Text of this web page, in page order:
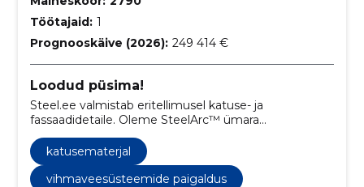
Töötajaid: 1
Prognooskäive (2026): 249 414 €
Loodud püsima!
Steel.ee valmistab eritellimusel katuse- ja
fassaadidetaile. Oleme SteelArc™ ümara
vihmaveesüsteemi Eesti esindaja. Tegutseme Tartus,
üle 12 aasta kogemust.
katusematerjal
vihmaveesüsteemide paigaldus